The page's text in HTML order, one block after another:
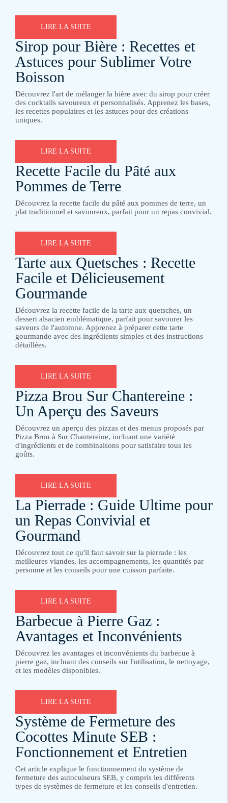
LIRE LA SUITE
Sirop pour Bière : Recettes et
Astuces pour Sublimer Votre
Boisson
Découvrez l'art de mélanger la bière avec du sirop pour créer
des cocktails savoureux et personnalisés. Apprenez les bases,
les recettes populaires et les astuces pour des créations
uniques.
LIRE LA SUITE
Recette Facile du Pâté aux
Pommes de Terre
Découvrez la recette facile du pâté aux pommes de terre, un
plat traditionnel et savoureux, parfait pour un repas convivial.
LIRE LA SUITE
Tarte aux Quetsches : Recette
Facile et Délicieusement
Gourmande
Découvrez la recette facile de la tarte aux quetsches, un
dessert alsacien emblématique, parfait pour savourer les
saveurs de l'automne. Apprenez à préparer cette tarte
gourmande avec des ingrédients simples et des instructions
détaillées.
LIRE LA SUITE
Pizza Brou Sur Chantereine :
Un Aperçu des Saveurs
Découvrez un aperçu des pizzas et des menus proposés par
Pizza Brou à Sur Chantereine, incluant une variété
d'ingrédients et de combinaisons pour satisfaire tous les
goûts.
LIRE LA SUITE
La Pierrade : Guide Ultime pour
un Repas Convivial et
Gourmand
Découvrez tout ce qu'il faut savoir sur la pierrade : les
meilleures viandes, les accompagnements, les quantités par
personne et les conseils pour une cuisson parfaite.
LIRE LA SUITE
Barbecue à Pierre Gaz :
Avantages et Inconvénients
Découvrez les avantages et inconvénients du barbecue à
pierre gaz, incluant des conseils sur l'utilisation, le nettoyage,
et les modèles disponibles.
LIRE LA SUITE
Système de Fermeture des
Cocottes Minute SEB :
Fonctionnement et Entretien
Cet article explique le fonctionnement du système de
fermeture des autocuiseurs SEB, y compris les différents
types de systèmes de fermeture et les conseils d'entretien.